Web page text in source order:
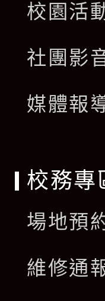
校園活
社團影
媒體報
校務專
場地預
維修通